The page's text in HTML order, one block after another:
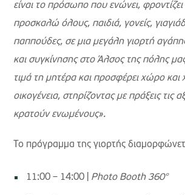
είναι το πρόσωπο που ενώνει, φροντίζει
προσκαλώ όλους, παιδιά, γονείς,
παππούδες, σε μια μεγάλη γιορτή
και συγκίνησης στο Άλσος της πόλης
τιμά τη μητέρα και προσφέρει χώρο και
οικογένεια, στηρίζοντας με πράξεις τις
κρατούν ενωμένους».
Το πρόγραμμα της γιορτής
11:00 – 14:00 | Photo Booth 360°